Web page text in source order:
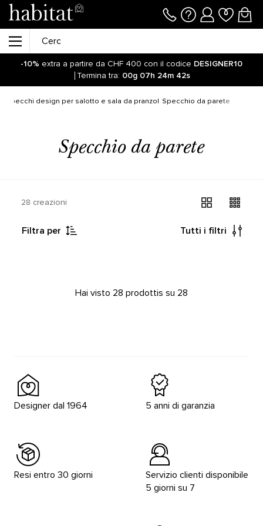
-10% extra a partire da CHF 400 con il codice DESIGNER10
Termina tra: 00g 07h 24m 42s
Resta aggiornato sulla riapertura delle vendite online sul
nostro sito! Clicca qui
Specchi design per salotto e sala da pranzo Specchio da parete
Specchio da parete
28 creazioni
Filtra per Tutti i filtri
Hai visto 28 prodottis su 28
Designer dal 1964 5 anni di garanzia
Resi entro 30 giorni
Servizio clienti disponibile
5 giorni su 7